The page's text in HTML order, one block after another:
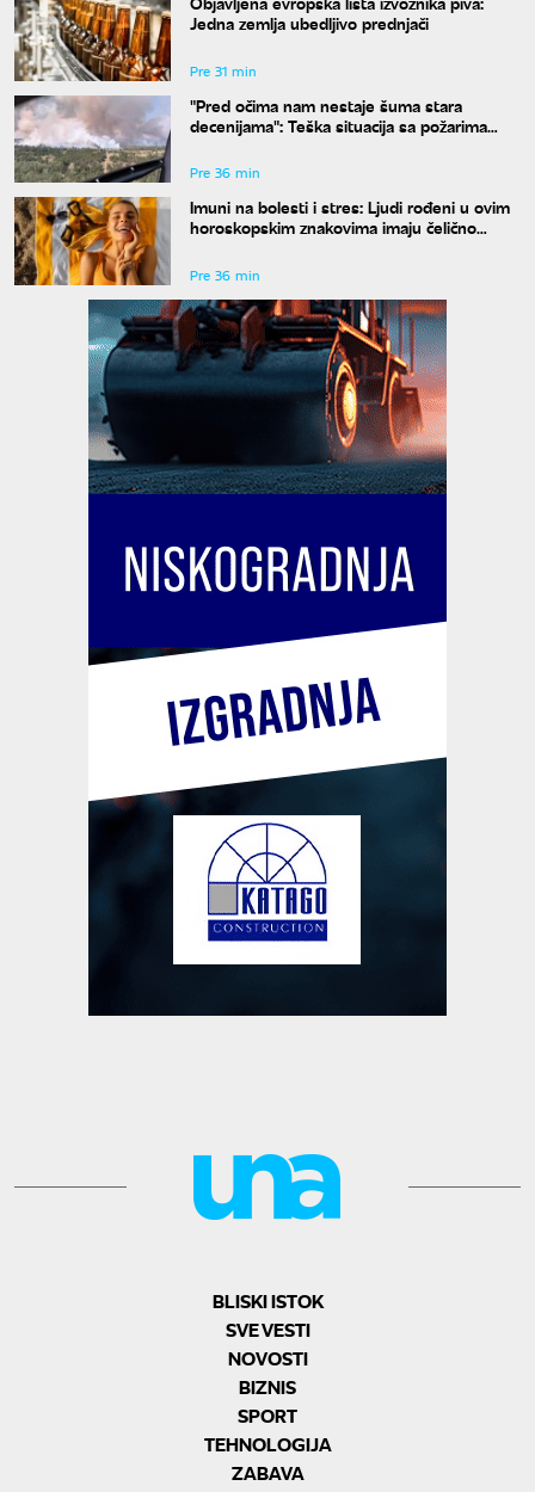
Jedna zemlja ubedljivo prednjači
Pre 31 min
"Pred očima nam nestaje šuma stara
decenijama": Teška situacija sa požarima
Pre 36 min
Imuni na bolesti i stres: Ljudi rođeni u ovim
horoskopskim znakovima imaju čelično
Pre 36 min
BLISKI ISTOK
SVE VESTI
NOVOSTI
BIZNIS
SPORT
TEHNOLOGIJA
ZABAVA